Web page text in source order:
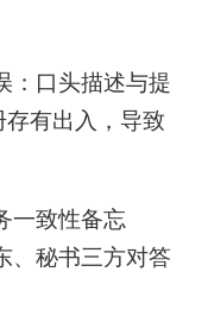
：口头描述与提
有出入，导致
一致性备忘
、秘书三方对答